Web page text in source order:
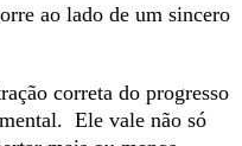
ao lado de um sincero
correta do progresso
Ele vale não só